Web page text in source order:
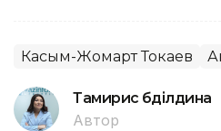
Касым-Жомарт Токаев
Тамирис Әбділдина
Автор